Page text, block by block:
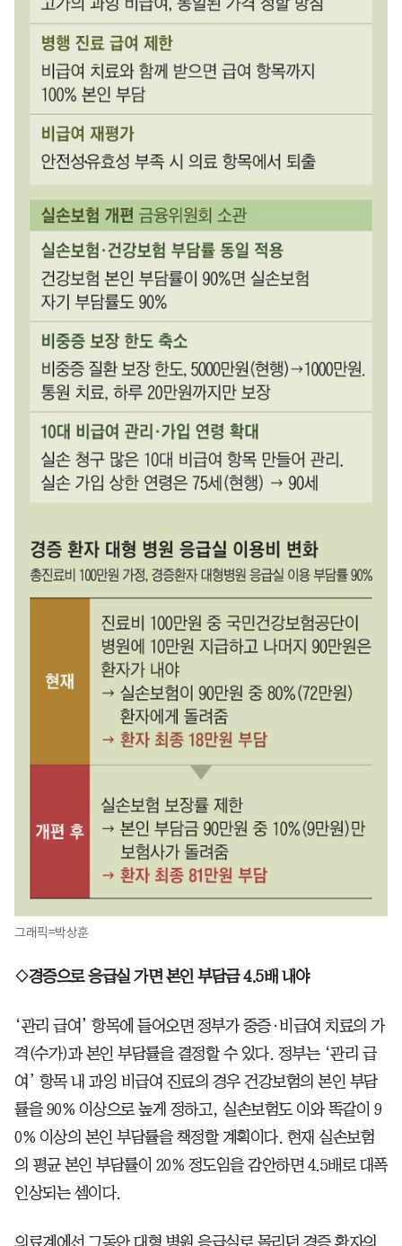
그래픽=박상훈
◇경증으로 응급실 가면 본인 부담금 4.5배 내야
‘관리 급여’ 항목에 들어오면 정부가 중증·비급여 치료의 가
격(수가)과 본인 부담률을 결정할 수 있다. 정부는 ‘관리 급
여’ 항목 내 과잉 비급여 진료의 경우 건강보험의 본인 부담
률을 90% 이상으로 높게 정하고, 실손보험도 이와 똑같이 9
0% 이상의 본인 부담률을 책정할 계획이다. 현재 실손보험
의 평균 본인 부담률이 20% 정도임을 감안하면 4.5배로 대폭
인상되는 셈이다.
의료계에선 그동안 대형 병원 응급실로 몰리던 경증 환자의